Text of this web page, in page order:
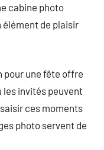
cabine photo
élément de plaisir
pour une fête offre
les invités peuvent
ces moments
photo servent de